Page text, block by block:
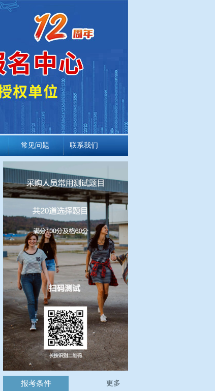
常见问题 联系我们
更多
报考条件